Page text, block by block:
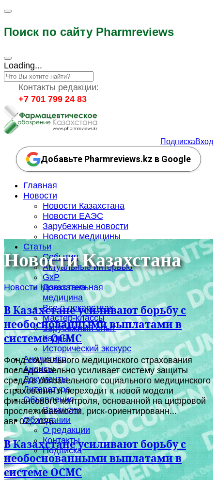
Поиск по сайту Pharmreviews
Loading...
Контакты редакции:
+7 701 799 24 83
ПодпискаВход
Добавьте Pharmreviews.kz в Google
Главная
Новости
Новости Казахстана
Новости ЕАЭС
Зарубежные новости
Новости медицины
Статьи
События
Актуальные интервью
GxP
Доказательная
медицина
Все о лекарствах
Мастер-классы
Зарубежный опыт
Кадры
Исторический экскурс
Аналитика
Анонсы
Документы
Литература
Объявления
Вакансии
Об издании
О редакции
Контакты
Подписка
Новости Казахстана
Новости Казахстана
В Казахстане усиливают борьбу с
необоснованными выплатами в
системе ОСМС
Фонд социального медицинского страхования
последовательно усиливает систему защиты
средств обязательного социального медицинского
страхования и переходит к новой модели
финансового контроля, основанной на цифровой
прослеживаемости, риск-ориентированн...
авг 07, 2026
В Казахстане усиливают борьбу с
необоснованными выплатами в
системе ОСМС